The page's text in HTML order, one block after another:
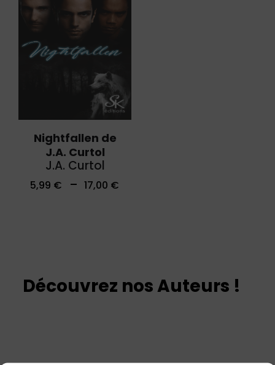
Nightfallen de
J.A. Curtol
J.A. Curtol
5,99 € – 17,00 €
Découvrez nos Auteurs !